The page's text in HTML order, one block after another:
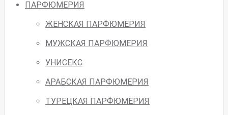
ПАРФЮМЕРИЯ
ЖЕНСКАЯ ПАРФЮМЕРИЯ
МУЖСКАЯ ПАРФЮМЕРИЯ
УНИСЕКС
АРАБСКАЯ ПАРФЮМЕРИЯ
ТУРЕЦКАЯ ПАРФЮМЕРИЯ